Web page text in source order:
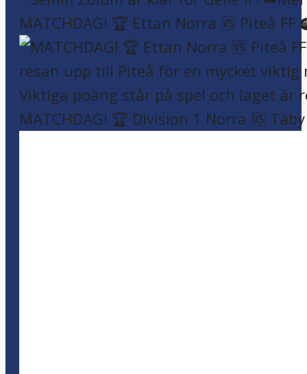
MATCHDAG! 🏆 Ettan Norra 🆚 Piteå FF
MATCHDAG! 🏆 Division 1 Norra 🆚